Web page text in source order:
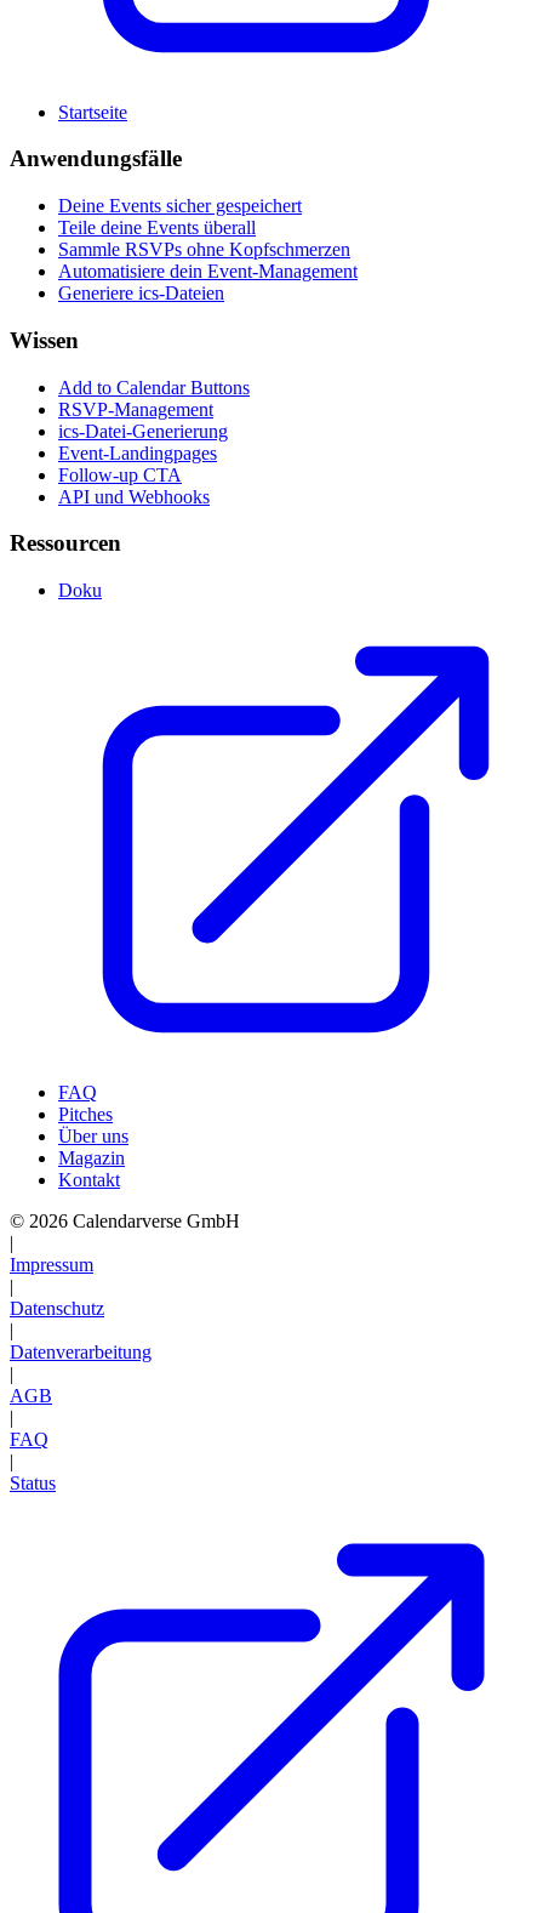
Startseite
Anwendungsfälle
Deine Events sicher gespeichert
Teile deine Events überall
Sammle RSVPs ohne Kopfschmerzen
Automatisiere dein Event-Management
Generiere ics-Dateien
Wissen
Add to Calendar Buttons
RSVP-Management
ics-Datei-Generierung
Event-Landingpages
Follow-up CTA
API und Webhooks
Ressourcen
Doku
FAQ
Pitches
Über uns
Magazin
Kontakt
© 2026 Calendarverse GmbH
|
Impressum
|
Datenschutz
|
Datenverarbeitung
|
AGB
|
FAQ
|
Status